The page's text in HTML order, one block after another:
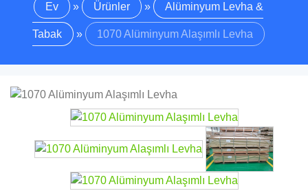
Ev » Ürünler » Alüminyum Levha &
Tabak » 1070 Alüminyum Alaşımlı Levha